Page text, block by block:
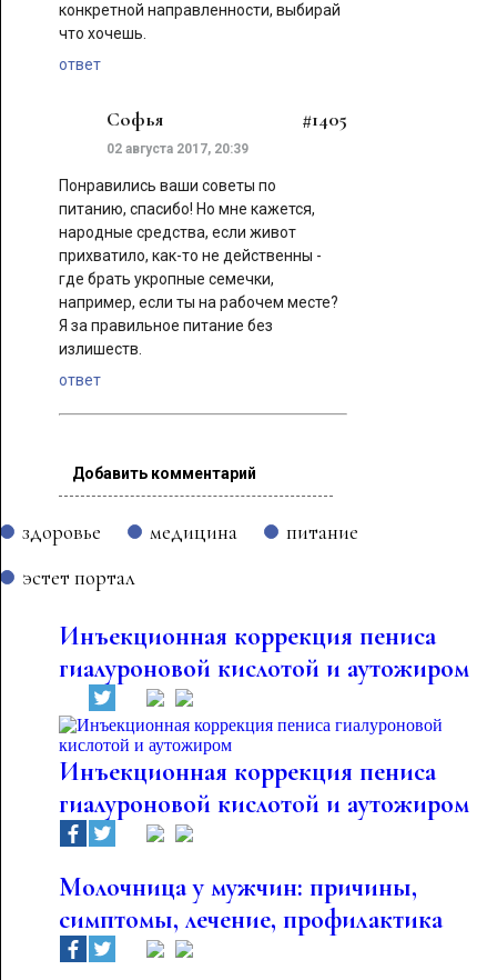
конкретной направленности, выбирай
что хочешь.
ответ
Софья #1405
02 августа 2017, 20:39
Понравились ваши советы по
питанию, спасибо! Но мне кажется,
народные средства, если живот
прихватило, как-то не действенны -
где брать укропные семечки,
например, если ты на рабочем месте?
Я за правильное питание без
излишеств.
ответ
Добавить комментарий
здоровье медицина
питание
эстет портал
Инъекционная коррекция пениса
гиалуроновой кислотой и аутожиром
Инъекционная коррекция пениса
гиалуроновой кислотой и аутожиром
Молочница у мужчин: причины,
симптомы, лечение, профилактика